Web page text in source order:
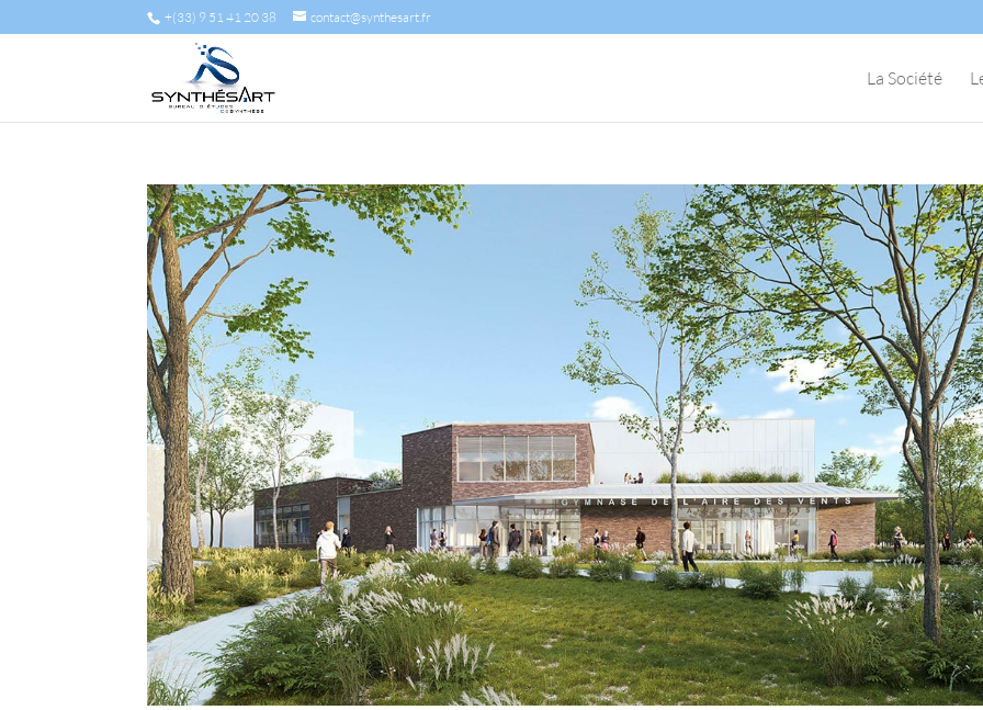
+(33) 9 51 41 20 38 contact@synthesart.fr
La Société